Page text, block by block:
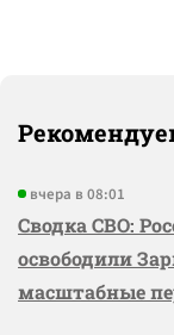
вчера в 08:01
Сводка СВО:
освободили
масштабные